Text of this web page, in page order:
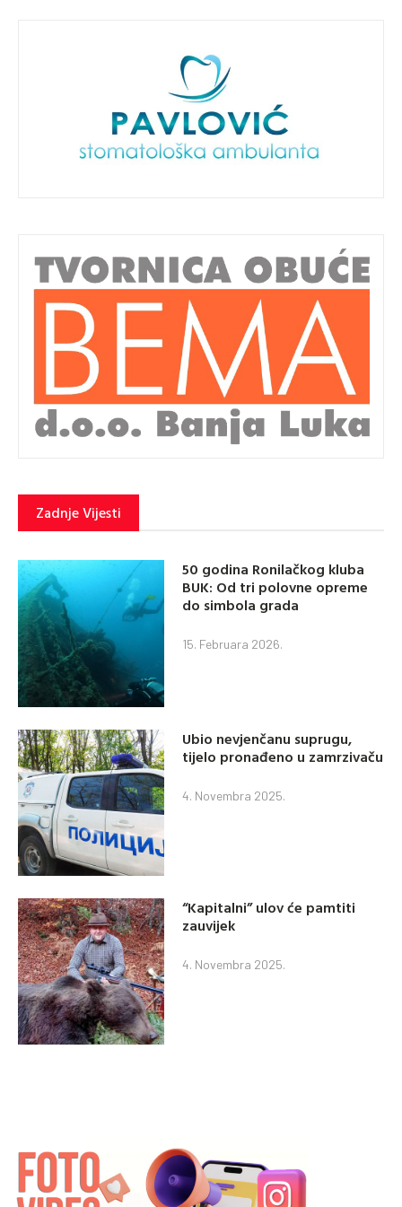
Zadnje Vijesti
50 godina Ronilačkog kluba
BUK: Od tri polovne opreme
do simbola grada
15. Februara 2026.
Ubio nevjenčanu suprugu,
tijelo pronađeno u zamrzivaču
4. Novembra 2025.
“Kapitalni” ulov će pamtiti
zauvijek
4. Novembra 2025.